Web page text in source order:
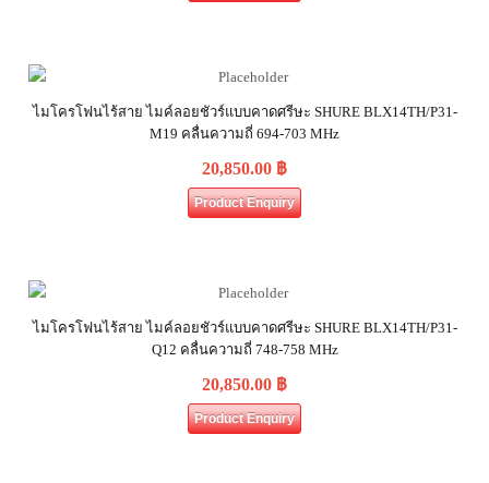
ไมโครโฟนไร้สาย ไมค์ลอยชัวร์แบบคาดศรีษะ SHURE BLX14TH/P31-
M19 คลื่นความถี่ 694-703 MHz
20,850.00 ฿
Product Enquiry
ไมโครโฟนไร้สาย ไมค์ลอยชัวร์แบบคาดศรีษะ SHURE BLX14TH/P31-
Q12 คลื่นความถี่ 748-758 MHz
20,850.00 ฿
Product Enquiry